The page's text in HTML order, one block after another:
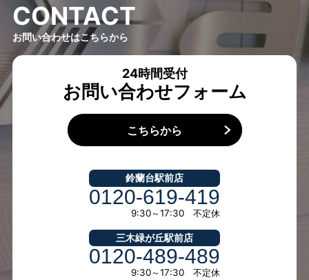
CONTACT
お問い合わせはこちらから
24時間受付
お問い合わせフォーム
こちらから
鈴蘭台駅前店
0120-619-419
9:30～17:30 不定休
三木緑が丘駅前店
0120-489-489
9:30～17:30 不定休